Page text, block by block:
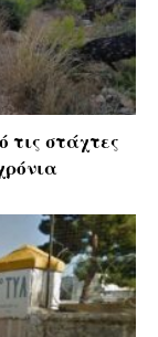
τις στάχτες